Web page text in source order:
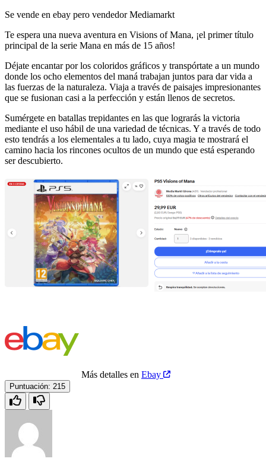
Se vende en ebay pero vendedor Mediamarkt
Te espera una nueva aventura en Visions of Mana, ¡el primer título
principal de la serie Mana en más de 15 años!
Déjate encantar por los coloridos gráficos y transpórtate a un mundo
donde los ocho elementos del maná trabajan juntos para dar vida a
las fuerzas de la naturaleza. Viaja a través de paisajes impresionantes
que se fusionan casi a la perfección y están llenos de secretos.
Sumérgete en batallas trepidantes en las que lograrás la victoria
mediante el uso hábil de una variedad de técnicas. Y a través de todo
esto tendrás a los elementales a tu lado, cuya magia te mostrará el
camino hacia los rincones ocultos de un mundo que está esperando
ser descubierto.
Más detalles en Ebay
Puntuación: 215